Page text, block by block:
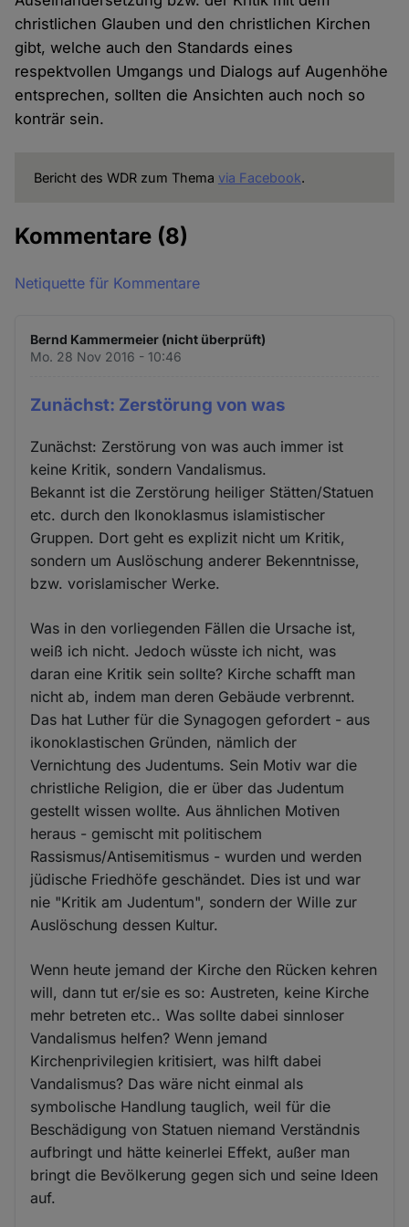
christlichen Glauben und den christlichen Kirchen
gibt, welche auch den Standards eines
respektvollen Umgangs und Dialogs auf Augenhöhe
entsprechen, sollten die Ansichten auch noch so
konträr sein.
Bericht des WDR zum Thema via Facebook.
Kommentare (8)
Netiquette für Kommentare
Bernd Kammermeier (nicht überprüft)
Mo. 28 Nov 2016 - 10:46
Zunächst: Zerstörung von was
Zunächst: Zerstörung von was auch immer ist
keine Kritik, sondern Vandalismus.
Bekannt ist die Zerstörung heiliger Stätten/Statuen
etc. durch den Ikonoklasmus islamistischer
Gruppen. Dort geht es explizit nicht um Kritik,
sondern um Auslöschung anderer Bekenntnisse,
bzw. vorislamischer Werke.
Was in den vorliegenden Fällen die Ursache ist,
weiß ich nicht. Jedoch wüsste ich nicht, was
daran eine Kritik sein sollte? Kirche schafft man
nicht ab, indem man deren Gebäude verbrennt.
Das hat Luther für die Synagogen gefordert - aus
ikonoklastischen Gründen, nämlich der
Vernichtung des Judentums. Sein Motiv war die
christliche Religion, die er über das Judentum
gestellt wissen wollte. Aus ähnlichen Motiven
heraus - gemischt mit politischem
Rassismus/Antisemitismus - wurden und werden
jüdische Friedhöfe geschändet. Dies ist und war
nie "Kritik am Judentum", sondern der Wille zur
Auslöschung dessen Kultur.
Wenn heute jemand der Kirche den Rücken kehren
will, dann tut er/sie es so: Austreten, keine Kirche
mehr betreten etc.. Was sollte dabei sinnloser
Vandalismus helfen? Wenn jemand
Kirchenprivilegien kritisiert, was hilft dabei
Vandalismus? Das wäre nicht einmal als
symbolische Handlung tauglich, weil für die
Beschädigung von Statuen niemand Verständnis
aufbringt und hätte keinerlei Effekt, außer man
bringt die Bevölkerung gegen sich und seine Ideen
auf.